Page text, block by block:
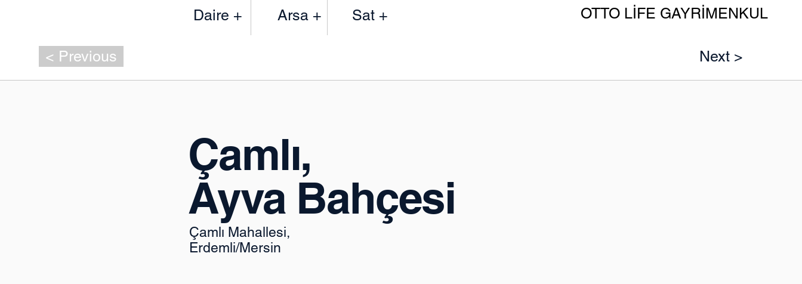
Daire + Arsa + Sat + OTTO LİFE GAYRİMENKUL
< Previous Next >
Çamlı,
Ayva Bahçesi
Çamlı Mahallesi,
Erdemli/Mersin